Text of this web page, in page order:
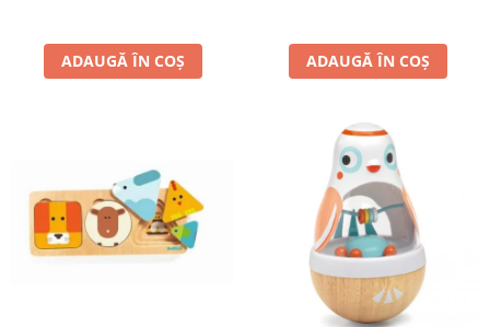
ADAUGĂ ÎN COȘ ADAUGĂ ÎN COȘ